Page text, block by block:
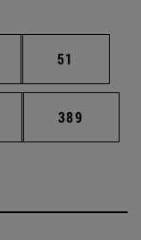
intermedias
Página
51
intermedias
Página
389